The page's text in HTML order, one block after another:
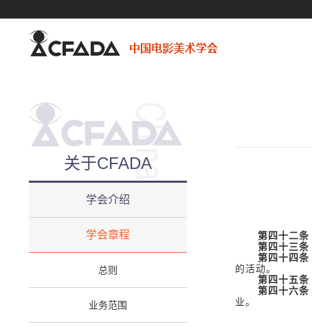
关于CFADA
学会介绍
学会章程
总则
业务范围
第四十二条
第四十三条
第四十四条
的活动。
第四十五条
第四十六条
业。